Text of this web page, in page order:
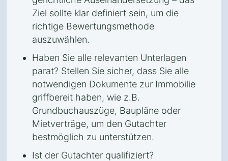
Ziel sollte klar definiert sein, um die
richtige Bewertungsmethode
auszuwählen.
Haben Sie alle relevanten Unterlagen
parat? Stellen Sie sicher, dass Sie alle
notwendigen Dokumente zur Immobilie
griffbereit haben, wie z.B.
Grundbuchauszüge, Baupläne oder
Mietverträge, um den Gutachter
bestmöglich zu unterstützen.
Ist der Gutachter qualifiziert?